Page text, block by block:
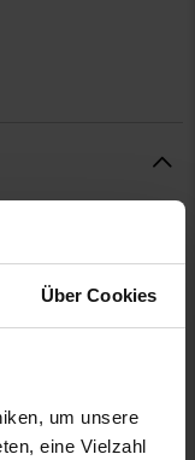
Über Cookies
um unsere
eine Vielzahl
0
Holme
ältere oder ganz